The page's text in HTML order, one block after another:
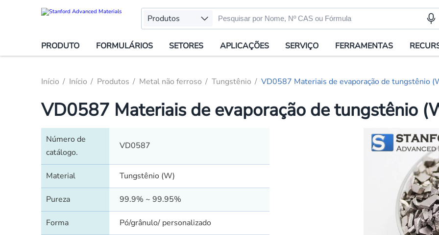
Produtos
PRODUTO FORMULÁRIOS SETORES APLICAÇÕES SERVIÇO FERRAMENTAS
Início Início Produtos Metal não ferroso Tungstênio VD0587 Materiais de evaporação de tungstênio
VD0587 Materiais de evaporação de tungstênio
Número de
catálogo.
VD0587
Material Tungstênio (W)
Pureza 99.9% ~ 99.95%
Forma Pó/grânulo/ personalizado